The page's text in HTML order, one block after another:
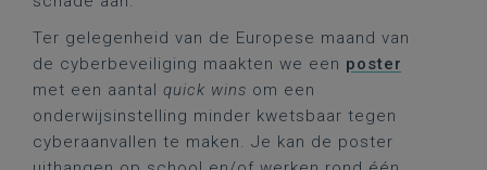
Ter gelegenheid van de Europese maand van
de cyberbeveiliging maakten we een poster
met een aantal quick wins om een
onderwijsinstelling minder kwetsbaar tegen
cyberaanvallen te maken. Je kan de poster